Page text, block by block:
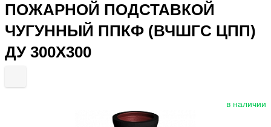
ПОЖАРНОЙ ПОДСТАВКОЙ
ЧУГУННЫЙ ППКФ (ВЧШГС ЦПП)
ДУ 300Х300
в наличии